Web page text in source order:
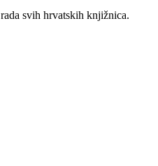
svih hrvatskih knjižnica.